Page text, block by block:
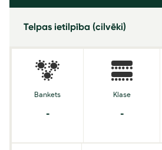
Telpas ietilpība (cilvēki)
Bankets
-
Klase
-